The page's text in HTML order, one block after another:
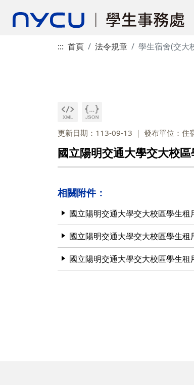
::: 首頁 法令規章 學生宿舍(交大
更新日期：113-09-13 發布單位：住
國立陽明交通大學交大校
相關附件：
國立陽明交通大學交大校區學生租
國立陽明交通大學交大校區學生租
國立陽明交通大學交大校區學生租